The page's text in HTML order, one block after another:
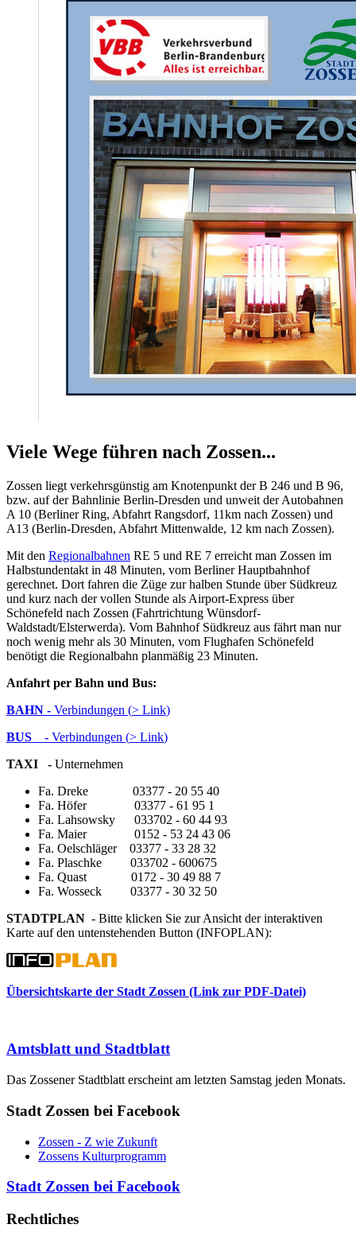
Viele Wege führen nach Zossen...
Zossen liegt verkehrsgünstig am Knotenpunkt der B 246 und B 96,
bzw. auf der Bahnlinie Berlin-Dresden und unweit der Autobahnen
A 10 (Berliner Ring, Abfahrt Rangsdorf, 11km nach Zossen) und
A13 (Berlin-Dresden, Abfahrt Mittenwalde, 12 km nach Zossen).
Mit den Regionalbahnen RE 5 und RE 7 erreicht man Zossen im
Halbstundentakt in 48 Minuten, vom Berliner Hauptbahnhof
gerechnet. Dort fahren die Züge zur halben Stunde über Südkreuz
und kurz nach der vollen Stunde als Airport-Express über
Schönefeld nach Zossen (Fahrtrichtung Wünsdorf-
Waldstadt/Elsterwerda). Vom Bahnhof Südkreuz aus fährt man nur
noch wenig mehr als 30 Minuten, vom Flughafen Schönefeld
benötigt die Regionalbahn planmäßig 23 Minuten.
Anfahrt per Bahn und Bus:
BAHN - Verbindungen (> Link)
BUS - Verbindungen (> Link)
TAXI - Unternehmen
Fa. Dreke 03377 - 20 55 40
Fa. Höfer 03377 - 61 95 1
Fa. Lahsowsky 033702 - 60 44 93
Fa. Maier 0152 - 53 24 43 06
Fa. Oelschläger 03377 - 33 28 32
Fa. Plaschke 033702 - 600675
Fa. Quast 0172 - 30 49 88 7
Fa. Wosseck 03377 - 30 32 50
STADTPLAN - Bitte klicken Sie zur Ansicht der interaktiven
Karte auf den untenstehenden Button (INFOPLAN):
Übersichtskarte der Stadt Zossen (Link zur PDF-Datei)
Amtsblatt und Stadtblatt
Das Zossener Stadtblatt erscheint am letzten Samstag jeden Monats.
Stadt Zossen bei Facebook
Zossen - Z wie Zukunft
Zossens Kulturprogramm
Stadt Zossen bei Facebook
Rechtliches